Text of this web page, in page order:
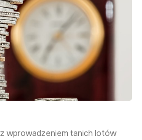
wprowadzeniem tanich lotów